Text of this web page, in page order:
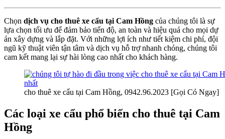
Chọn dịch vụ cho thuê xe cẩu tại Cam Hồng của chúng tôi là sự
lựa chọn tối ưu để đảm bảo tiến độ, an toàn và hiệu quả cho mọi dự
án xây dựng và lắp đặt. Với những lợi ích như tiết kiệm chi phí, đội
ngũ kỹ thuật viên tận tâm và dịch vụ hỗ trợ nhanh chóng, chúng tôi
cam kết mang lại sự hài lòng cao nhất cho khách hàng.
cho thuê xe cẩu tại Cam Hồng, 0942.96.2023 [Gọi Có Ngay]
Các loại xe cẩu phổ biến cho thuê tại Cam
Hồng